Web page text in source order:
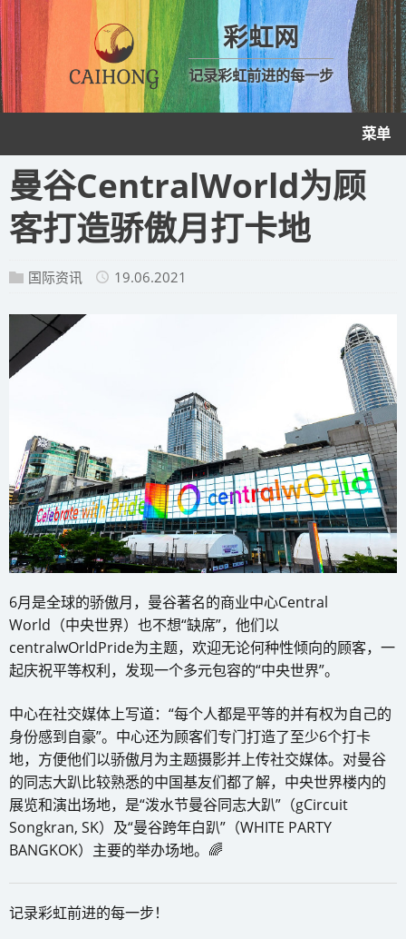
彩虹网
记录彩虹前进的每一步
菜单
曼谷CentralWorld为顾
客打造骄傲月打卡地
国际资讯 19.06.2021
6月是全球的骄傲月，曼谷著名的商业中心Central
World（中央世界）也不想“缺席”，他们以
centralwOrldPride为主题，欢迎无论何种性倾向的顾客，一
起庆祝平等权利，发现一个多元包容的“中央世界”。
中心在社交媒体上写道：“每个人都是平等的并有权为自己的
身份感到自豪”。中心还为顾客们专门打造了至少6个打卡
地，方便他们以骄傲月为主题摄影并上传社交媒体。对曼谷
的同志大趴比较熟悉的中国基友们都了解，中央世界楼内的
展览和演出场地，是“泼水节曼谷同志大趴”（gCircuit
Songkran, SK）及“曼谷跨年白趴”（WHITE PARTY
BANGKOK）主要的举办场地。🌈
记录彩虹前进的每一步！